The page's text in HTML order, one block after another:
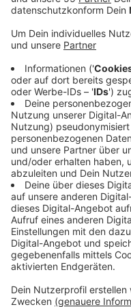
Anzeige
Die gibt es seit etwas
Niederrhein sind im
gesprengt worden.
mehr. Die
35 Tatverdächtige
den Niederlanden.
zurückgegangen. Die
auch
Um die Farbpatronen
ihren Geldkassetten
bei einer Sprengung